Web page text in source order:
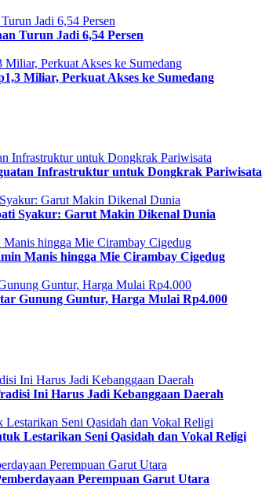
Turun Jadi 6,54 Persen
Miliar, Perkuat Akses ke Sumedang
Infrastruktur untuk Dongkrak Pariwisata
Syakur: Garut Makin Dikenal Dunia
Manis hingga Mie Cirambay Cigedug
Gunung Guntur, Harga Mulai Rp4.000
Ini Harus Jadi Kebanggaan Daerah
Lestarikan Seni Qasidah dan Vokal Religi
Perempuan Garut Utara